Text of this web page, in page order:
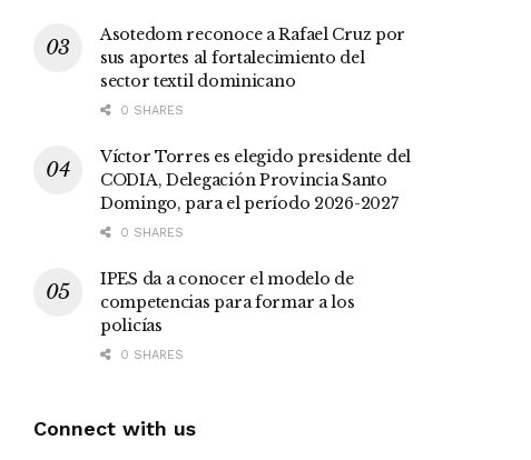
Asotedom reconoce a Rafael Cruz por
sus aportes al fortalecimiento del
sector textil dominicano
0 SHARES
Víctor Torres es elegido presidente del
CODIA, Delegación Provincia Santo
Domingo, para el período 2026-2027
0 SHARES
IPES da a conocer el modelo de
competencias para formar a los
policías
0 SHARES
Connect with us